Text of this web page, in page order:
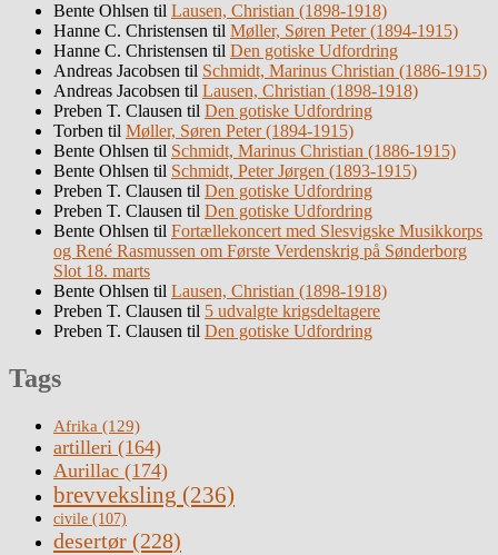
Bente Ohlsen til Lausen, Christian (1898-1918)
Hanne C. Christensen til Møller, Søren Peter (1894-1915)
Hanne C. Christensen til Den gotiske Udfordring
Andreas Jacobsen til Schmidt, Marinus Christian (1886-1915)
Andreas Jacobsen til Lausen, Christian (1898-1918)
Preben T. Clausen til Den gotiske Udfordring
Torben til Møller, Søren Peter (1894-1915)
Bente Ohlsen til Schmidt, Marinus Christian (1886-1915)
Bente Ohlsen til Schmidt, Peter Jørgen (1893-1915)
Preben T. Clausen til Den gotiske Udfordring
Preben T. Clausen til Den gotiske Udfordring
Bente Ohlsen til Fortællekoncert med Slesvigske Musikkorps
og René Rasmussen om Første Verdenskrig på Sønderborg
Slot 18. marts
Bente Ohlsen til Lausen, Christian (1898-1918)
Preben T. Clausen til 5 udvalgte krigsdeltagere
Preben T. Clausen til Den gotiske Udfordring
Tags
Afrika (129)
artilleri (164)
Aurillac (174)
brevveksling (236)
civile (107)
desertør (228)